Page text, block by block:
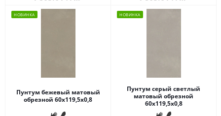
НОВИНКА
Пунтум бежевый матовый
обрезной 60x119,5x0,8
НОВИНКА
Пунтум серый светлый
матовый обрезной
60x119,5x0,8